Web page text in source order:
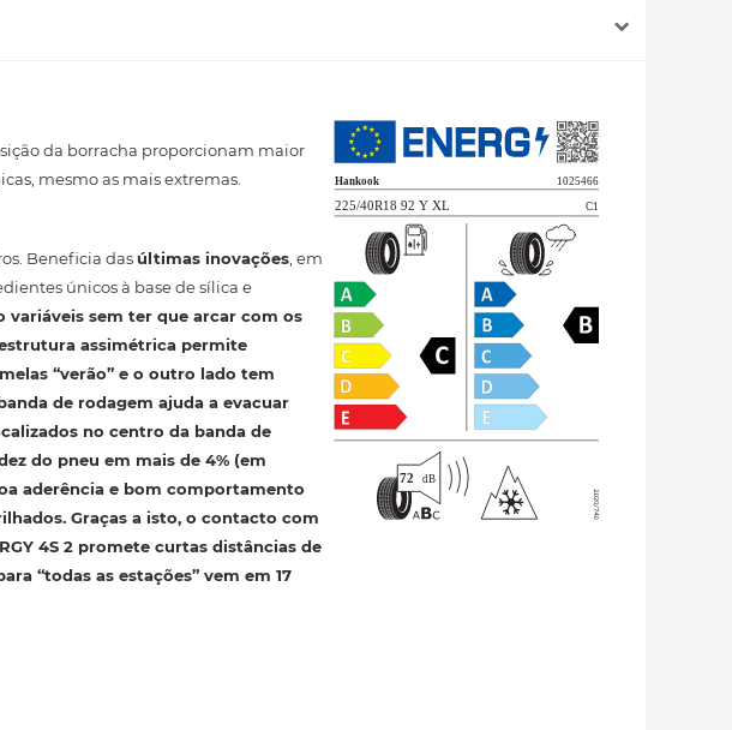
da borracha proporcionam maior
mesmo as mais extremas.
Beneficia das últimas inovações , em
únicos à base de sílica e
​​sem ter que arcar com os
assimétrica permite
“verão” e o outro lado tem
de rodagem ajuda a evacuar
no centro da banda de
do pneu em mais de 4% (em
aderência e bom comportamento
Graças a isto, o contacto com
4S 2 promete curtas distâncias de
“todas as estações” vem em 17